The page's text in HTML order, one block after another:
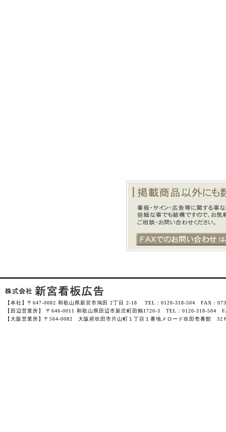
【本社】〒647-0082 和歌山県新宮市鴻田 2丁目 2-18 TEL：0120-318-504 FAX：
【田辺営業所】 〒646-0011 和歌山県田辺市新庄町田鶴1720-3 TEL：0120-318-504
【大阪営業所】〒564-0082 大阪府吹田市片山町１丁目１番地メロード吹田壱番館